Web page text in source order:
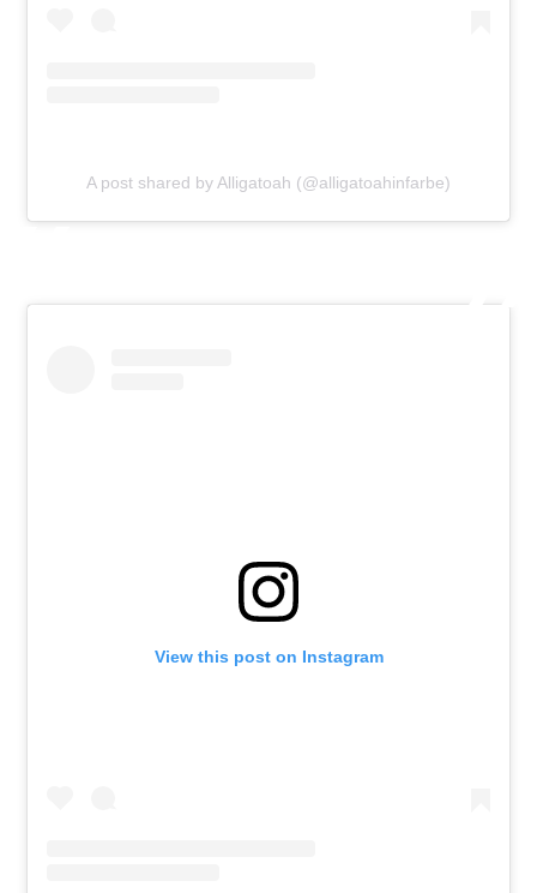
A post shared by Alligatoah (@alligatoahinfarbe)
View this post on Instagram